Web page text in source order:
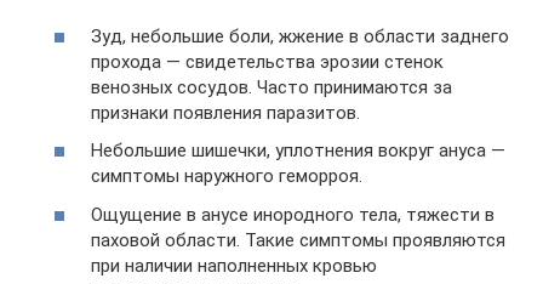
Зуд, небольшие боли, жжение в области заднего
прохода — свидетельства эрозии стенок
венозных сосудов. Часто принимаются за
признаки появления паразитов.
Небольшие шишечки, уплотнения вокруг ануса —
симптомы наружного геморроя.
Ощущение в анусе инородного тела, тяжести в
паховой области. Такие симптомы проявляются
при наличии наполненных кровью